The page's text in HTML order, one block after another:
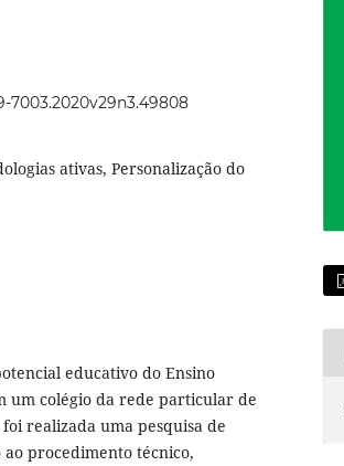
7003.2020v29n3.49808
ativas, Personalização do
educativo do Ensino
um colégio da rede particular de
realizada uma pesquisa de
procedimento técnico,